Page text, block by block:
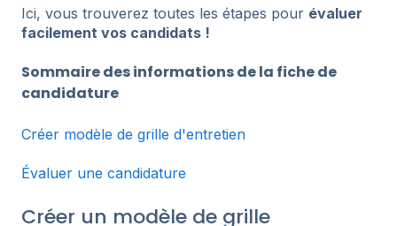
Ici, vous trouverez toutes les étapes pour évaluer
facilement vos candidats !
Sommaire des informations de la fiche de
candidature
Créer modèle de grille d'entretien
Évaluer une candidature
Créer un modèle de grille